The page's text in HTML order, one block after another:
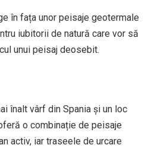
în fața unor peisaje geotermale
iubitorii de natură care vor să
unui peisaj deosebit.
înalt vârf din Spania și un loc
o combinație de peisaje
activ, iar traseele de urcare